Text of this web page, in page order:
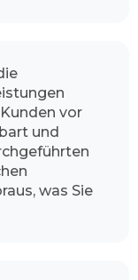
die
immer
wenn wir
unserem
Unser
dass
vor
und
was Sie